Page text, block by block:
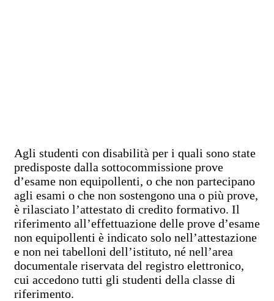
Agli studenti con disabilità per i quali sono state
predisposte dalla sottocommissione prove
d’esame non equipollenti, o che non partecipano
agli esami o che non sostengono una o più prove,
è rilasciato l’attestato di credito formativo. Il
riferimento all’effettuazione delle prove d’esame
non equipollenti è indicato solo nell’attestazione
e non nei tabelloni dell’istituto, né nell’area
documentale riservata del registro elettronico,
cui accedono tutti gli studenti della classe di
riferimento.